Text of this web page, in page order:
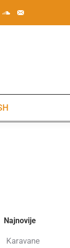
Najnovije
Karavane